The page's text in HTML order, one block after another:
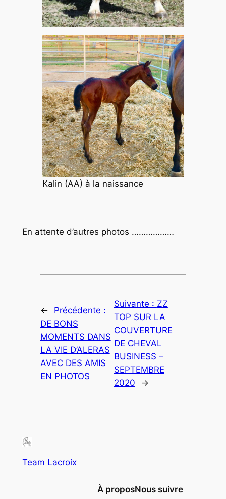
Kalin (AA) à la naissance
En attente d’autres photos ………………
←
Précédente :
DE BONS
MOMENTS DANS
LA VIE D’ALERAS
AVEC DES AMIS
EN PHOTOS
Suivante : ZZ
TOP SUR LA
COUVERTURE
DE CHEVAL
BUSINESS –
SEPTEMBRE
2020
→
Team Lacroix
À proposNous suivre